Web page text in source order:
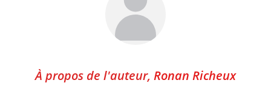
À propos de l'auteur, Ronan Richeux